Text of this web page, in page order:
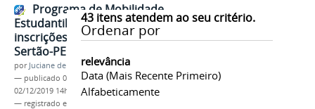
43itens atendem ao seu critério.
Ordenar por
relevância
Data (mais Recente Primeiro)
Alfabeticamente
Programa de Mobilidade
Estudantil InterIES está com
inscrições abertas para o IF
Sertão-PE
por Juciane de Jesus Aleixo
— publicado 02/12/2019 —última modificação
02/12/2019 14h10
— registrado em: